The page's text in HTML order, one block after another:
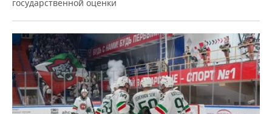
государственной оценки